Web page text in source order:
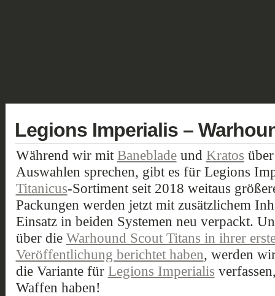
Legions Imperialis –
Während wir mit Banebladeund Kratos
Auswahlen sprechen, gibt es für Legions
Titanicus-Sortiment seit 2018 weitaus
Packungen werden jetzt mit zusätzlichem
Einsatz in beiden Systemen neu verpackt.
über die Warhound Scout Titans in ihrer
Veröffentlichung berichtet haben, werden
die Variante für Legions Imperialis
Waffen haben!